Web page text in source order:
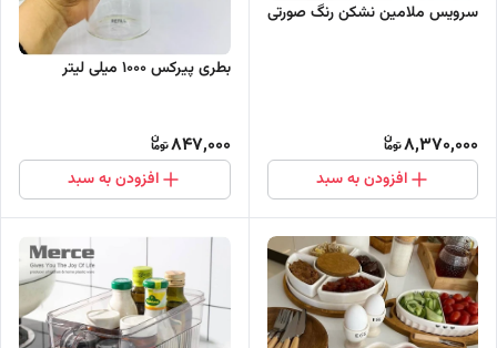
سرویس ملامین نشکن رنگ صورتی
8,370,000
افزودن به سبد
بطری پیرکس 1000 میلی لیتر
847,000
افزودن به سبد